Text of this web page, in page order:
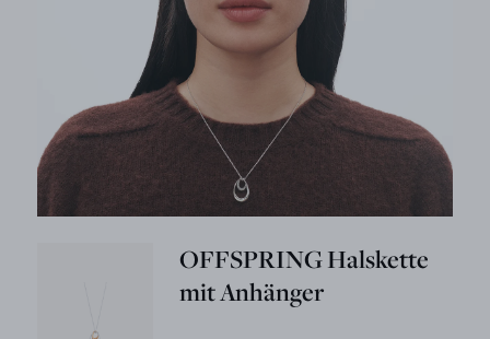
OFFSPRING Halskette
mit Anhänger